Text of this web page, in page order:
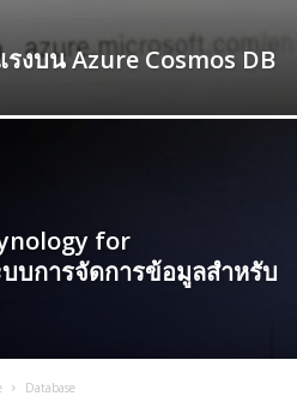
งบน Azure Cosmos DB
for
บการจัดการข้อมูลสำหรับ
Database